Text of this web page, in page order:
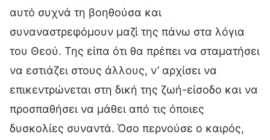
αυτό συχνά τη βοηθούσα και
συναναστρεφόμουν μαζί της πάνω στα λόγια
του Θεού. Της είπα ότι θα πρέπει να σταματήσει
να εστιάζει στους άλλους, ν’ αρχίσει να
επικεντρώνεται στη δική της ζωή-είσοδο και να
προσπαθήσει να μάθει από τις όποιες
δυσκολίες συναντά. Όσο περνούσε ο καιρός,